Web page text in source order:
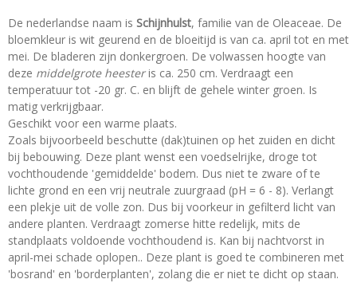
De nederlandse naam is Schijnhulst, familie van de Oleaceae. De
bloemkleur is wit geurend en de bloeitijd is van ca. april tot en met
mei. De bladeren zijn donkergroen. De volwassen hoogte van
deze middelgrote heesteris ca. 250 cm. Verdraagt een
temperatuur tot -20 gr. C. en blijft de gehele winter groen. Is
matig verkrijgbaar.
Geschikt voor een warme plaats.
Zoals bijvoorbeeld beschutte (dak)tuinen op het zuiden en dicht
bij bebouwing. Deze plant wenst een voedselrijke, droge tot
vochthoudende 'gemiddelde' bodem. Dus niet te zware of te
lichte grond en een vrij neutrale zuurgraad (pH = 6 - 8). Verlangt
een plekje uit de volle zon. Dus bij voorkeur in gefilterd licht van
andere planten. Verdraagt zomerse hitte redelijk, mits de
standplaats voldoende vochthoudend is. Kan bij nachtvorst in
april-mei schade oplopen.. Deze plant is goed te combineren met
'bosrand' en 'borderplanten', zolang die er niet te dicht op staan.